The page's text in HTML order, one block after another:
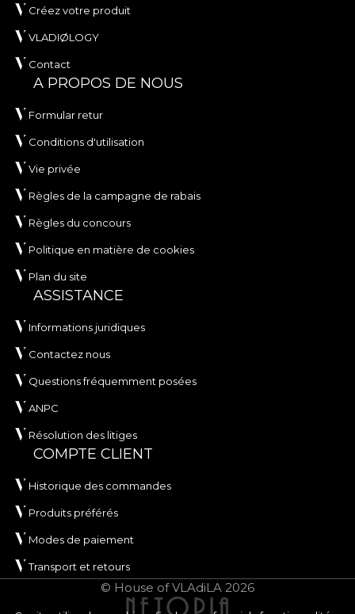
Créez votre produit
VLADIØLOGY
Contact
A PROPOS DE NOUS
Formular retur
Conditions d'utilisation
Vie privée
Règles de la campagne de rabais
Règles du concours
Politique en matière de cookies
Plan du site
ASSISTANCE
Informations juridiques
Contactez nous
Questions fréquemment posées
ANPC
Résolution des litiges
COMPTE CLIENT
Historique des commandes
Produits préférés
Modes de paiement
Transport et retours
© House of VLAdiLA 2026